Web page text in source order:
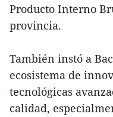
Producto Interno
provincia.
También instó a
ecosistema de
tecnológicas
calidad,